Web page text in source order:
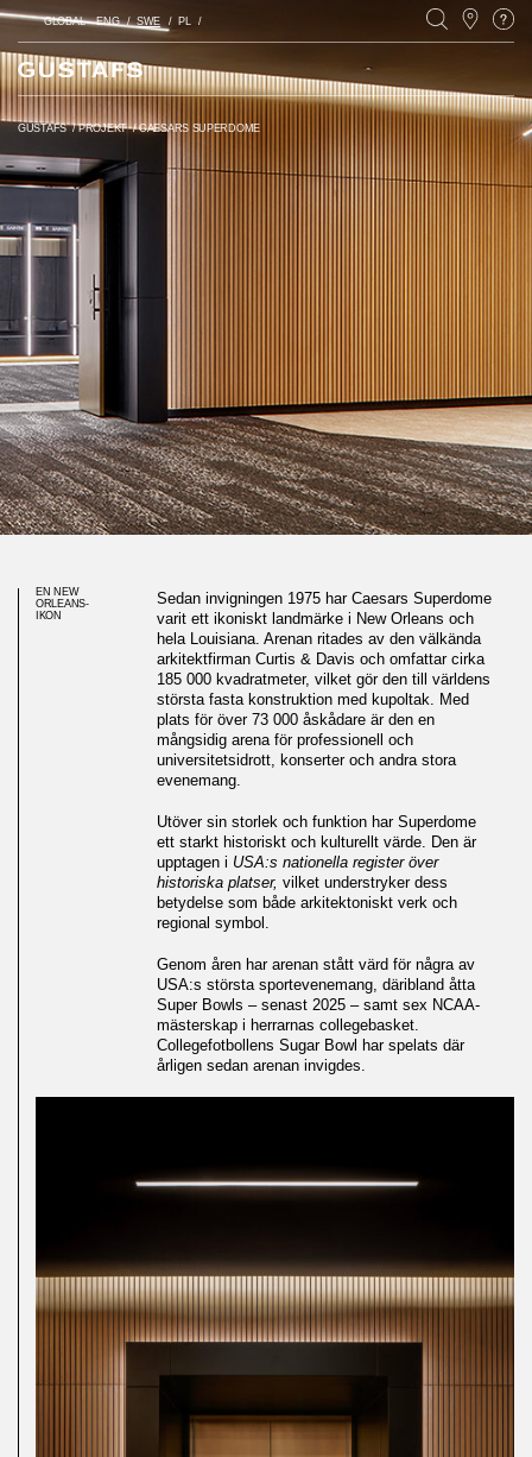
GLOBAL ENG SWE PL
GUSTAFS /PROJEKT /CAESARS SUPERDOME
Ekribbor ger värme och akustisk
prestanda till idrottsarena
EN NEW
ORLEANS-
IKON
Sedan invigningen 1975 har Caesars Superdome
varit ett ikoniskt landmärke i New Orleans och
hela Louisiana. Arenan ritades av den välkända
arkitektfirman Curtis & Davis och omfattar cirka
185 000 kvadratmeter, vilket gör den till världens
största fasta konstruktion med kupoltak. Med
plats för över 73 000 åskådare är den en
mångsidig arena för professionell och
universitetsidrott, konserter och andra stora
evenemang.
Utöver sin storlek och funktion har Superdome
ett starkt historiskt och kulturellt värde. Den är
upptagen i USA:s nationella register över
historiska platser, vilket understryker dess
betydelse som både arkitektoniskt verk och
regional symbol.
Genom åren har arenan stått värd för några av
USA:s största sportevenemang, däribland åtta
Super Bowls – senast 2025 – samt sex NCAA-
mästerskap i herrarnas collegebasket.
Collegefotbollens Sugar Bowl har spelats där
årligen sedan arenan invigdes.